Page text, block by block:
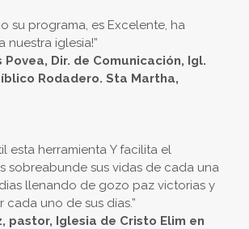
su programa, es Excelente, ha
iglesia!”
Povea, Dir. de Comunicación, Igl.
Rodadero. Sta Martha,
esta herramienta Y facilita el
sobreabunde sus vidas de cada una
llenando de gozo paz victorias y
uno de sus días.”
pastor, Iglesia de Cristo Elim en